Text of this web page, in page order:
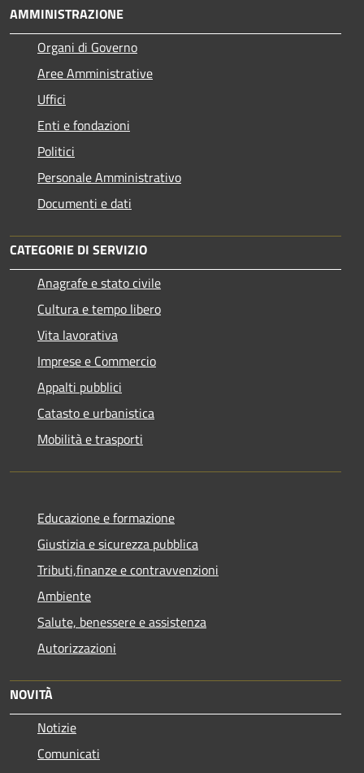
AMMINISTRAZIONE
Organi di Governo
Aree Amministrative
Uffici
Enti e fondazioni
Politici
Personale Amministrativo
Documenti e dati
CATEGORIE DI SERVIZIO
Anagrafe e stato civile
Cultura e tempo libero
Vita lavorativa
Imprese e Commercio
Appalti pubblici
Catasto e urbanistica
Mobilità e trasporti
Educazione e formazione
Giustizia e sicurezza pubblica
Tributi,finanze e contravvenzioni
Ambiente
Salute, benessere e assistenza
Autorizzazioni
NOVITÀ
Notizie
Comunicati